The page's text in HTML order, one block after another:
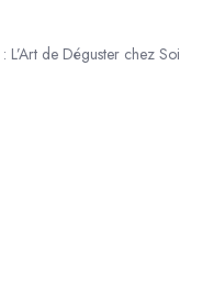
L’Art de Déguster chez Soi